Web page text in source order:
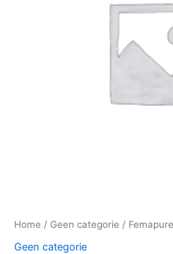
Home / Geen categorie /
Geen categorie